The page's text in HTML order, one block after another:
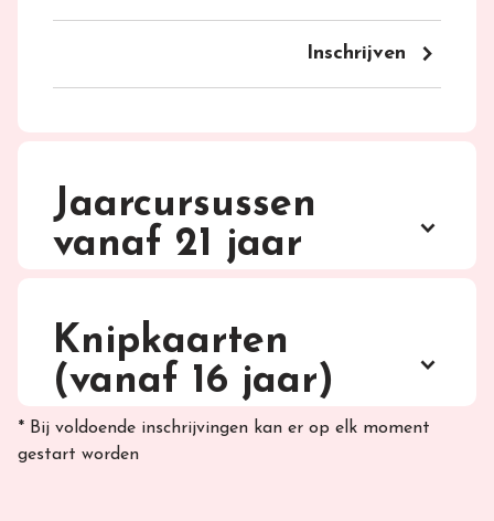
Inschrijven keyboard_arrow_right
Jaarcursussen
vanaf 21 jaar
keyboard_arrow_up
Knipkaarten
(vanaf 16 jaar)
keyboard_arrow_up
* Bij voldoende inschrijvingen kan er op elk moment
gestart worden